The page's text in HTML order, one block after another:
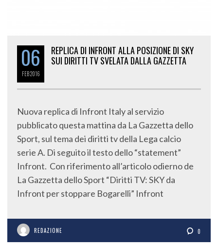
06
FEB2016
REPLICA DI INFRONT ALLA POSIZIONE DI SKY
SUI DIRITTI TV SVELATA DALLA GAZZETTA
Nuova replica di Infront Italy al servizio
pubblicato questa mattina da La Gazzetta dello
Sport, sul tema dei diritti tv della Lega calcio
serie A. Di seguito il testo dello “statement”
Infront. Con riferimento all’articolo odierno de
La Gazzetta dello Sport “Diritti TV: SKY da
Infront per stoppare Bogarelli” Infront
REDAZIONE 0